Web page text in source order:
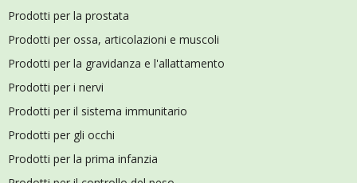
Prodotti per la prostata
Prodotti per ossa, articolazioni e muscoli
Prodotti per la gravidanza e l'allattamento
Prodotti per i nervi
Prodotti per il sistema immunitario
Prodotti per gli occhi
Prodotti per la prima infanzia